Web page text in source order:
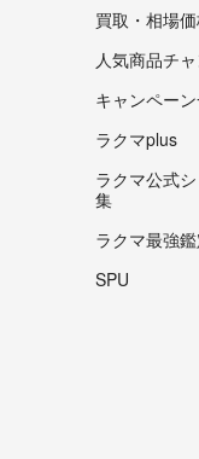
買取・相場
人気商品チ
キャンペー
ラクマplus
ラクマ公式
集
ラクマ最強
SPU